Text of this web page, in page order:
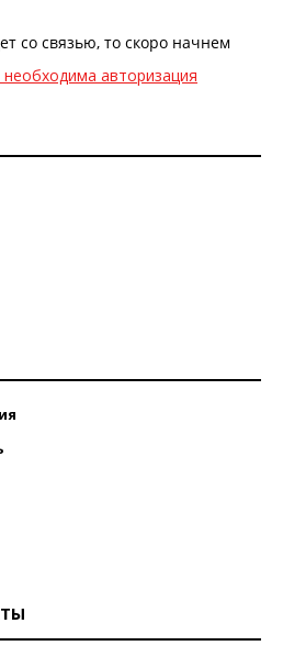
авторизация